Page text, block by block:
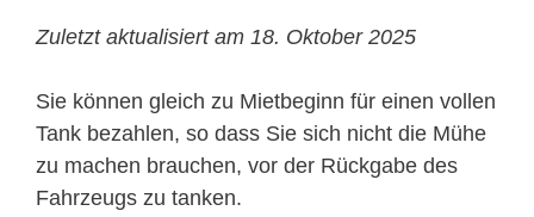
Zuletzt aktualisiert am 18. Oktober 2025
Sie können gleich zu Mietbeginn für einen vollen
Tank bezahlen, so dass Sie sich nicht die Mühe
zu machen brauchen, vor der Rückgabe des
Fahrzeugs zu tanken.